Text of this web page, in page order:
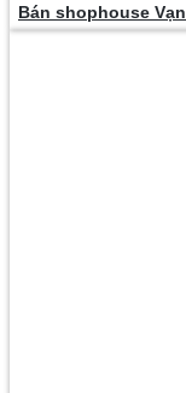
Bán shophouse